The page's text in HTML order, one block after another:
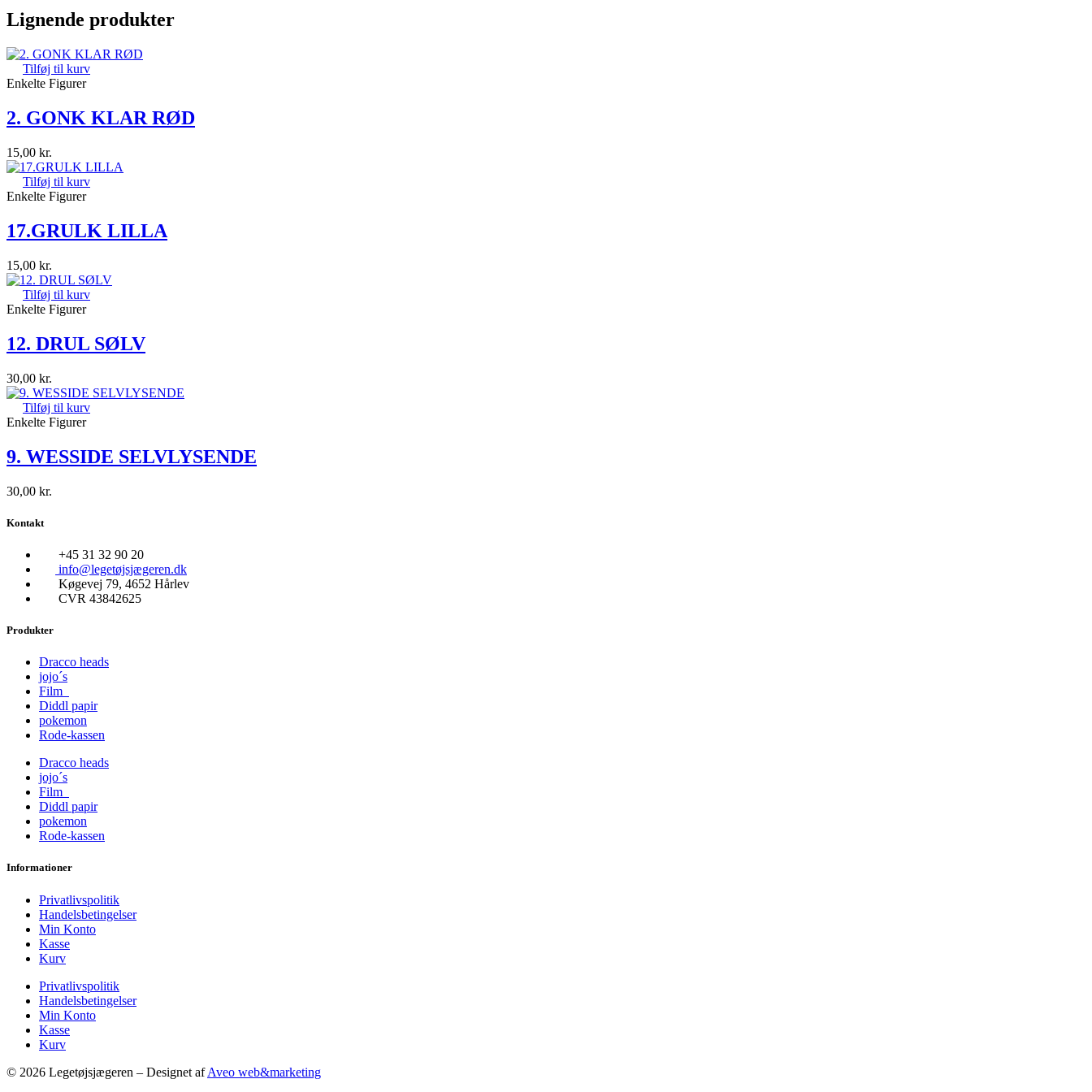
Lignende produkter
Tilføj til kurv
Enkelte Figurer
2. GONK KLAR RØD
15,00 kr.
Tilføj til kurv
Enkelte Figurer
17.GRULK LILLA
15,00 kr.
Tilføj til kurv
Enkelte Figurer
12. DRUL SØLV
30,00 kr.
Tilføj til kurv
Enkelte Figurer
9. WESSIDE SELVLYSENDE
30,00 kr.
Kontakt
+45 31 32 90 20
info@legetøjsjægeren.dk
Køgevej 79, 4652 Hårlev
CVR 43842625
Produkter
Dracco heads
jojo´s
Film
Diddl papir
pokemon
Rode-kassen
Dracco heads
jojo´s
Film
Diddl papir
pokemon
Rode-kassen
Informationer
Privatlivspolitik
Handelsbetingelser
Min Konto
Kasse
Kurv
Privatlivspolitik
Handelsbetingelser
Min Konto
Kasse
Kurv
© 2026 Legetøjsjægeren – Designet afAveo web&marketing